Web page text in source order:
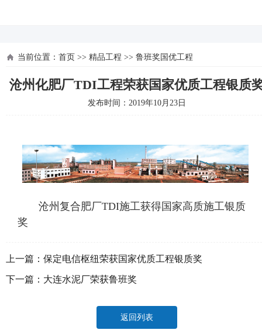
当前位置： 首页 >> 精品工程 >> 鲁班奖国优工程
沧州化肥厂TDI工程荣获国家优质工程银质
发布时间：2019年10月23日
沧州复合肥厂TDI施工获得国家高质施工银质
奖
上一篇： 保定电信枢纽荣获国家优质工程银质奖
下一篇： 大连水泥厂荣获鲁班奖
返回列表